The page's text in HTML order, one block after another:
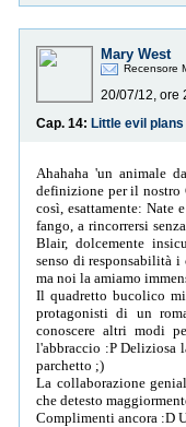
Mary West
Recensore
20/07/12, ore
Cap. 14:
Ahahaha 'un animale
definizione per il nostro
così, esattamente: Nate
fango, a rincorrersi
Blair, dolcemente
senso di responsabilità i
ma noi la amiamo
Il quadretto bucolico
protagonisti di un
conoscere altri modi
l'abbraccio :P Deliziosa
parchetto ;)
La collaborazione
che detesto
Complimenti ancora :D